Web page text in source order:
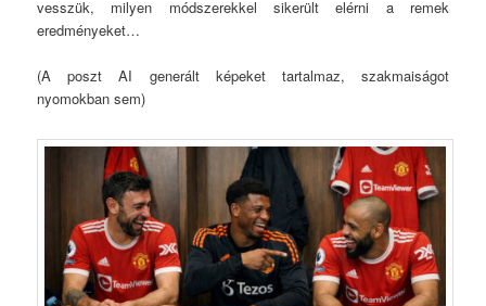
vesszük, milyen módszerekkel sikerült elérni a remek
eredményeket…
(A poszt AI generált képeket tartalmaz, szakmaiságot
nyomokban sem)